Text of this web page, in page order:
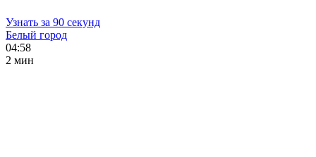
Узнать за 90 секунд
Белый город
04:58
2 мин